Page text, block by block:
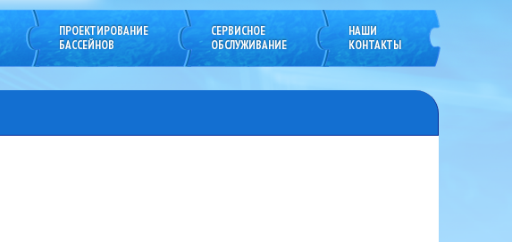
ПРОЕКТИРОВАНИЕ
БАССЕЙНОВ
СЕРВИСНОЕ
ОБСЛУЖИВАНИЕ
НАШИ
КОНТАКТЫ